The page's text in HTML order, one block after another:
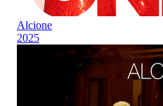
Alcione
2025